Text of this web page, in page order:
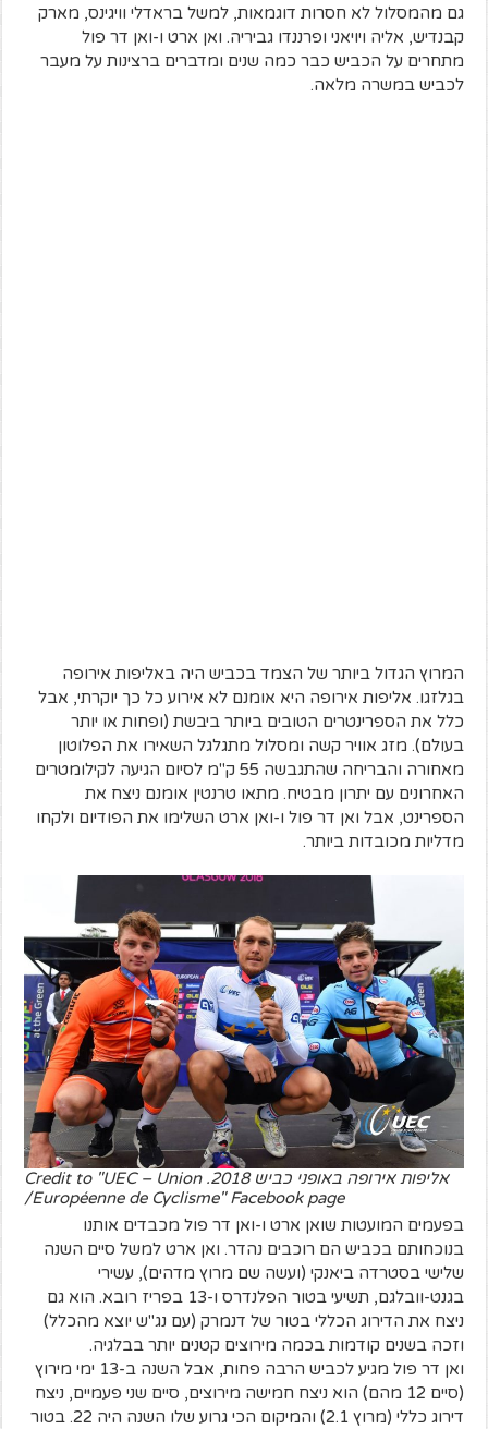
גם מהמסלול לא חסרות דוגמאות, למשל בראדלי וויגינס, מארק
קבנדיש, אליה ויויאני ופרננדו גביריה. ואן ארט ו-ואן דר פול
מתחרים על הכביש כבר כמה שנים ומדברים ברצינות על מעבר
לכביש במשרה מלאה.
המרוץ הגדול ביותר של הצמד בכביש היה באליפות אירופה
בגלזגו. אליפות אירופה היא אומנם לא אירוע כל כך יוקרתי, אבל
כלל את הספרינטרים הטובים ביותר ביבשת (ופחות או יותר
בעולם). מזג אוויר קשה ומסלול מתגלגל השאירו את הפלוטון
מאחורה והבריחה שהתגבשה 55 ק"מ לסיום הגיעה לקילומטרים
האחרונים עם יתרון מבטיח. מתאו טרנטין אומנם ניצח את
הספרינט, אבל ואן דר פול ו-ואן ארט השלימו את הפודיום ולקחו
מדליות מכובדות ביותר.
אליפות אירופה באופני כביש 2018. Credit to "UEC – Union
Européenne de Cyclisme" Facebook page/
בפעמים המועטות שואן ארט ו-ואן דר פול מכבדים אותנו
בנוכחותם בכביש הם רוכבים נהדר. ואן ארט למשל סיים השנה
שלישי בסטרדה ביאנקי (ועשה שם מרוץ מדהים), עשירי
בגנט-וובלגם, תשיעי בטור הפלנדרס ו-13 בפריז רובא. הוא גם
ניצח את הדירוג הכללי בטור של דנמרק (עם נג"ש יוצא מהכלל)
וזכה בשנים קודמות בכמה מירוצים קטנים יותר בבלגיה.
ואן דר פול מגיע לכביש הרבה פחות, אבל השנה ב-13 ימי מירוץ
(סיים 12 מהם) הוא ניצח חמישה מירוצים, סיים שני פעמיים, ניצח
דירוג כללי (מרוץ 2.1) והמיקום הכי גרוע שלו השנה היה 22. בטור